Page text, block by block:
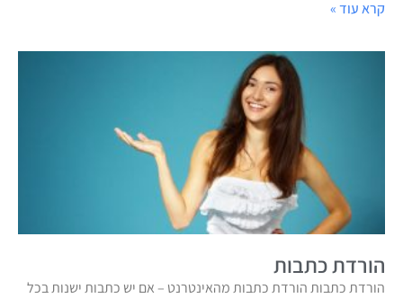
קרא עוד »
הורדת כתבות
הורדת כתבות הורדת כתבות מהאינטרנט – אם יש כתבות ישנות בכל